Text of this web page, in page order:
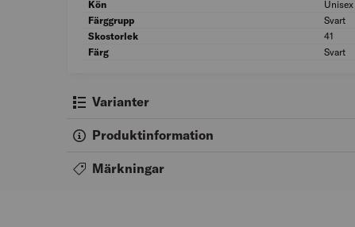
Kön
Unisex
Färggrupp
Svart
Skostorlek
41
Färg
Svart
Varianter
Produktinformation
Märkningar